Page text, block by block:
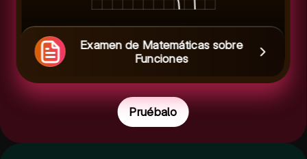
Examen de Matemáticas sobre
Funciones
Pruébalo